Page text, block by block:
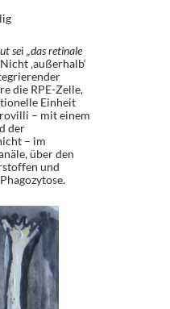
sei „das retinale
‚außerhalb‘
die RPE-Zelle,
Einheit
– mit einem
der
– im
über den
und